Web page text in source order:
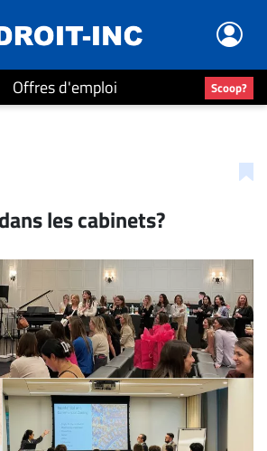
Offres d'emploi Scoop?
les cabinets?